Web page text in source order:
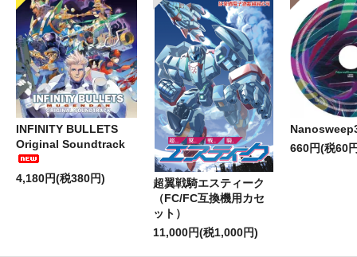
INFINITY BULLETS
Original Soundtrack
4,180円(税380円)
超翼戦騎エスティーク
（FC/FC互換機用カセ
ット）
11,000円(税1,000円)
660円(税60